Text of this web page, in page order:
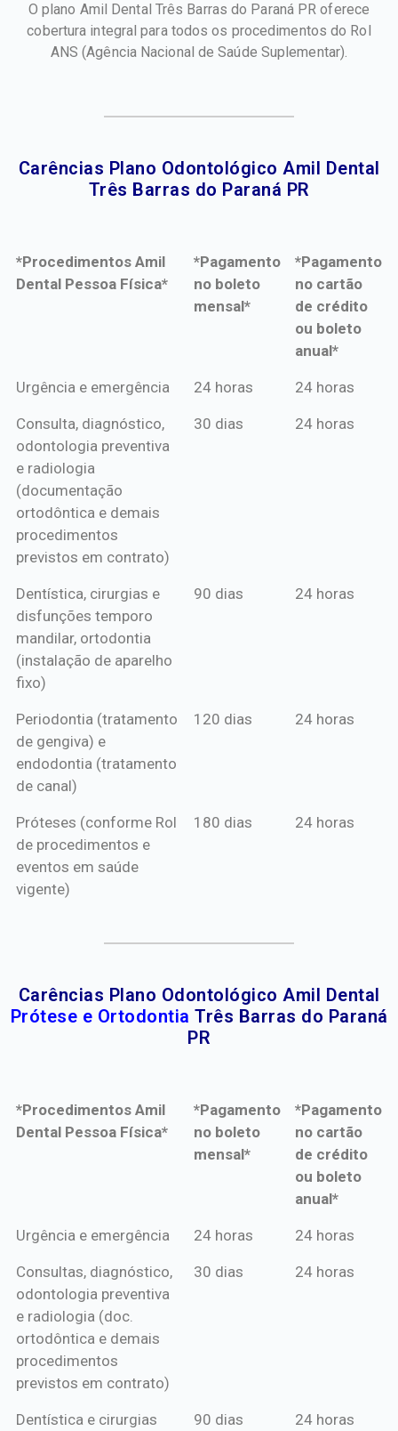
O plano Amil Dental Três Barras do Paraná PR oferece
cobertura integral para todos os procedimentos do Rol
ANS(Agência Nacional de Saúde Suplementar).
Carências Plano Odontológico Amil Dental
Três Barras do Paraná PR​
*Procedimentos Amil
Dental Pessoa Física*
*Pagamento
no boleto
mensal*
*Pagamento
no cartão
de crédito
ou boleto
anual*
*Procedimentos Amil
*Pagamento
mensal*
*Pagamento
de crédito
Urgência e emergência 24 horas 24 horas
Consulta, diagnóstico,
odontologia preventiva
e radiologia
(documentação
ortodôntica e demais
procedimentos
previstos em contrato)
30 dias 24 horas
Dentística, cirurgias e
disfunções temporo
mandilar, ortodontia
(instalação de aparelho
fixo)
90 dias 24 horas
Periodontia (tratamento
de gengiva) e
endodontia (tratamento
de canal)
120 dias 24 horas
Próteses (conforme Rol
de procedimentos e
eventos em saúde
vigente)
180 dias 24 horas
Carências Plano Odontológico Amil Dental
Prótese e Ortodontia Três Barras do Paraná
PR
*Procedimentos Amil
Dental Pessoa Física*
*Pagamento
no boleto
mensal*
*Pagamento
no cartão
de crédito
ou boleto
anual*
*Procedimentos Amil
*Pagamento
mensal*
*Pagamento
de crédito
Urgência e emergência 24 horas 24 horas
Consultas, diagnóstico,
odontologia preventiva
e radiologia (doc.
ortodôntica e demais
procedimentos
previstos em contrato)
30 dias 24 horas
Dentística e cirurgias 90 dias 24 horas